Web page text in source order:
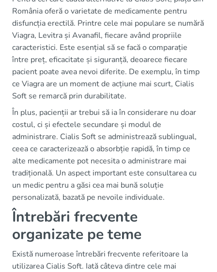
România oferă o varietate de medicamente pentru
disfuncția erectilă. Printre cele mai populare se numără
Viagra, Levitra și Avanafil, fiecare având propriile
caracteristici. Este esențial să se facă o comparație
între preț, eficacitate și siguranță, deoarece fiecare
pacient poate avea nevoi diferite. De exemplu, în timp
ce Viagra are un moment de acțiune mai scurt, Cialis
Soft se remarcă prin durabilitate.
În plus, pacienții ar trebui să ia în considerare nu doar
costul, ci și efectele secundare și modul de
administrare. Cialis Soft se administrează sublingual,
ceea ce caracterizează o absorbție rapidă, în timp ce
alte medicamente pot necesita o administrare mai
tradițională. Un aspect important este consultarea cu
un medic pentru a găsi cea mai bună soluție
personalizată, bazată pe nevoile individuale.
Întrebări frecvente
organizate pe teme
Există numeroase întrebări frecvente referitoare la
utilizarea Cialis Soft. Iată câteva dintre cele mai